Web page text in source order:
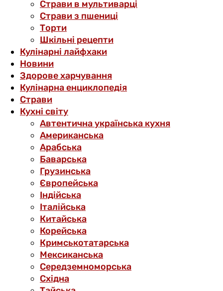
Страви в мультиварці
Страви з пшениці
Торти
Шкільні рецепти
Кулінарні лайфхаки
Новини
Здорове харчування
Кулінарна енциклопедія
Страви
Кухні світу
Автентична українська кухня
Американська
Арабська
Баварська
Грузинська
Європейська
Індійська
Італійська
Китайська
Корейська
Кримськотатарська
Мексиканська
Середземноморська
Східна